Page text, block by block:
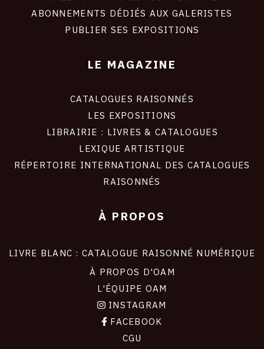
ABONNEMENTS DÉDIÉS AUX GALERISTES
PUBLIER SES EXPOSITIONS
LE MAGAZINE
CATALOGUES RAISONNÉS
LES EXPOSITIONS
LIBRAIRIE : LIVRES & CATALOGUES
LEXIQUE ARTISTIQUE
RÉPERTOIRE INTERNATIONAL DES CATALOGUES
RAISONNÉS
À PROPOS
LIVRE BLANC : CATALOGUE RAISONNÉ NUMÉRIQUE
À PROPOS D'OAM
L'ÉQUIPE OAM
INSTAGRAM
FACEBOOK
CGU